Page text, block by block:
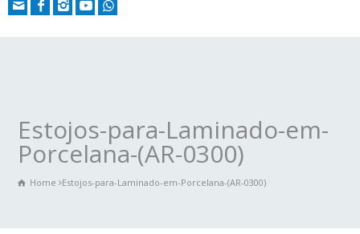
Estojos-para-Laminado-em-
Porcelana-(AR-0300)
Home Estojos-para-Laminado-em-Porcelana-(AR-0300)